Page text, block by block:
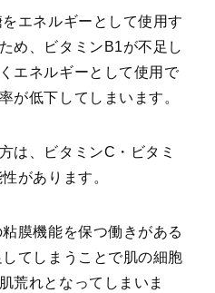
エネルギーとして使用す
め、ビタミンB1が不足し
エネルギーとして使用で
が低下してしまいます。
は、ビタミンC・ビタミ
があります。
膜機能を保つ働きがある
てしまうことで肌の細胞
荒れとなってしまいま